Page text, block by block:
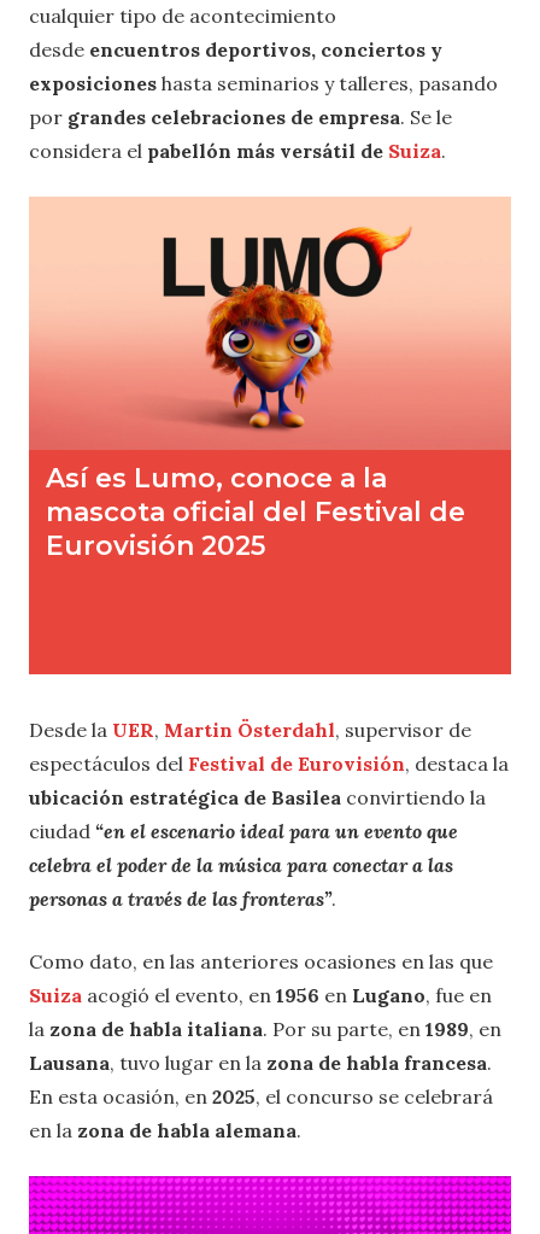
cualquier tipo de acontecimiento
desde encuentros deportivos, conciertos y
exposiciones hasta seminarios y talleres, pasando
por grandes celebraciones de empresa. Se le
considera el pabellón más versátil de Suiza.
Desde la UER, Martin Österdahl, supervisor de
espectáculos del Festival de Eurovisión, destaca la
ubicación estratégica de Basilea convirtiendo la
ciudad “en el escenario ideal para un evento que
celebra el poder de la música para conectar a las
personas a través de las fronteras”.
Como dato, en las anteriores ocasiones en las que
Suiza acogió el evento, en 1956 en Lugano, fue en
la zona de habla italiana. Por su parte, en 1989, en
Lausana, tuvo lugar en la zona de habla francesa.
En esta ocasión, en 2025, el concurso se celebrará
en la zona de habla alemana.